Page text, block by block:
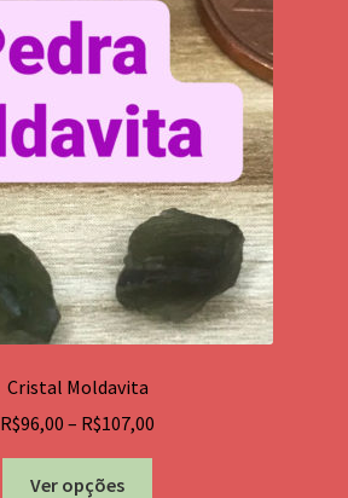
Cristal Moldavita
R$96,00 – R$107,00
Ver opções